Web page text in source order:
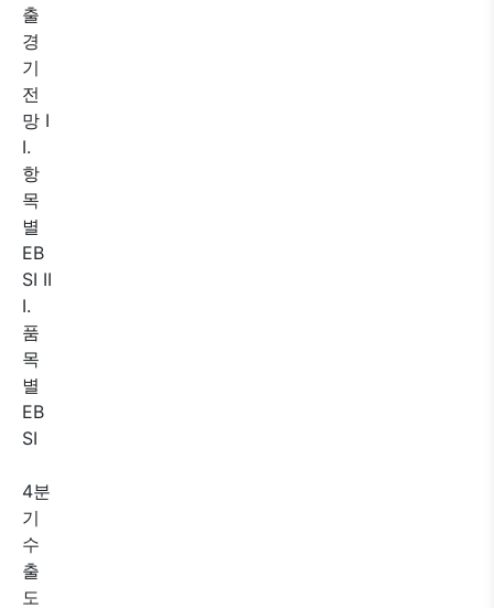
출
경
기
전
망 I
I.
항
목
별
EB
SI II
I.
품
목
별
EB
SI
4분
기
수
출
도